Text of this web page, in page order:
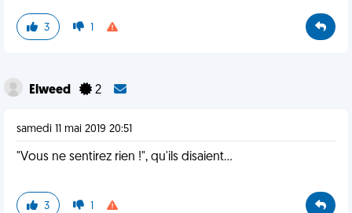
3 1
Elweed 2
samedi 11 mai 2019 20:51
"Vous ne sentirez rien !", qu'ils disaient...
3 1